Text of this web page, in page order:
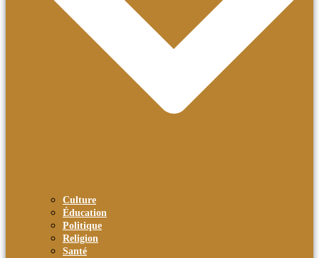
Culture
Éducation
Politique
Religion
Santé